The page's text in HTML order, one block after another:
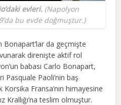
evleri. (Napolyon
bu evde doğmuştur.)
Bonapart’lar da geçmişte
direnişte aktif rol
babası Carlo Bonapart,
Pasquale Paoli’nin baş
Korsika Fransa’nın himayesine
Krallığı’na teslim olmuştur.